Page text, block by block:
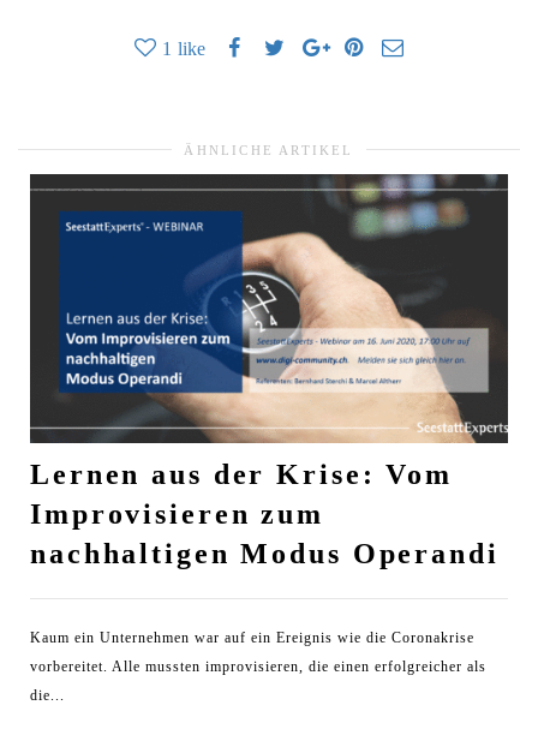
1 like
ÄHNLICHE ARTIKEL
Lernen aus der Krise: Vom
Improvisieren zum
nachhaltigen Modus Operandi
Kaum ein Unternehmen war auf ein Ereignis wie die Coronakrise
vorbereitet. Alle mussten improvisieren, die einen erfolgreicher als
die...